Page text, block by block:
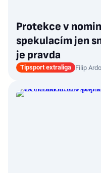
Protekce v
spekulacím jen
je pravda
Tipsport extraliga Filip